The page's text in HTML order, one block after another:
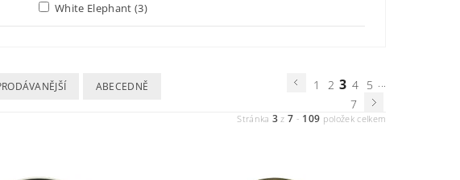
White Elephant (3)
ABECEDNĚ 1 2 3 4 5 ...
7
Stránka 3 z7 - 109 položek celkem